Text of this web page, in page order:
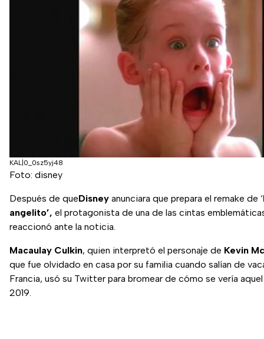
KAL|0_0sz5yj48
Foto: disney
Después de queDisney anunciara que prepara el remake de ‘
angelito’, el protagonista de una de las cintas
reaccionó ante la noticia.
Macaulay Culkin, quien interpretó el personaje de Kevin
que fue olvidado en casa por su familia cuando salían de
Francia, usó su Twitter para bromear de cómo se vería
2019.